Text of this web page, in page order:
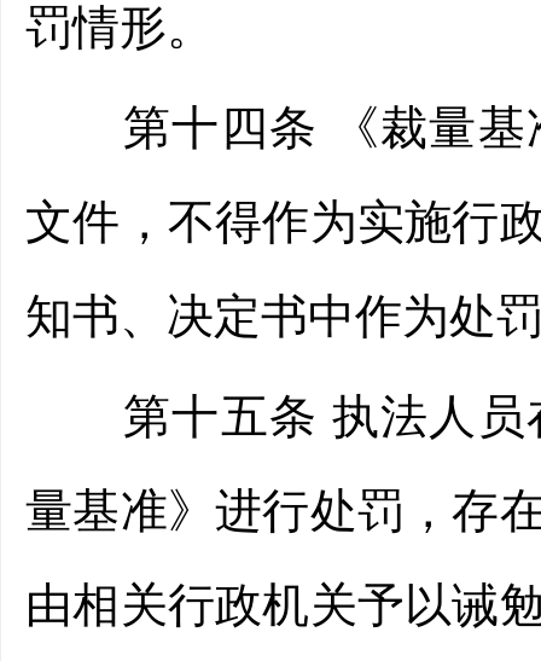
罚情形。
第十四条 《裁量基
文件，不得作为实施行
知书、决定书中作为处
第十五条 执法人员
量基准》进行处罚，存
由相关行政机关予以诫